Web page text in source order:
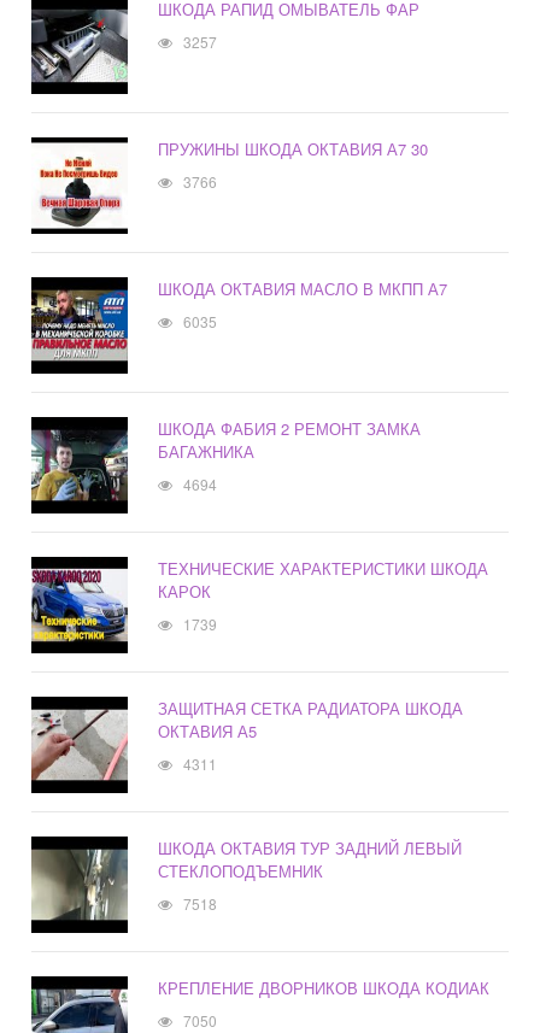
ШКОДА РАПИД ОМЫВАТЕЛЬ ФАР
3257
ПРУЖИНЫ ШКОДА ОКТАВИЯ А7 30
3766
ШКОДА ОКТАВИЯ МАСЛО В МКПП А7
6035
ШКОДА ФАБИЯ 2 РЕМОНТ ЗАМКА
БАГАЖНИКА
4694
ТЕХНИЧЕСКИЕ ХАРАКТЕРИСТИКИ ШКОДА
КАРОК
1739
ЗАЩИТНАЯ СЕТКА РАДИАТОРА ШКОДА
ОКТАВИЯ А5
4311
ШКОДА ОКТАВИЯ ТУР ЗАДНИЙ ЛЕВЫЙ
СТЕКЛОПОДЪЕМНИК
7518
КРЕПЛЕНИЕ ДВОРНИКОВ ШКОДА КОДИАК
7050